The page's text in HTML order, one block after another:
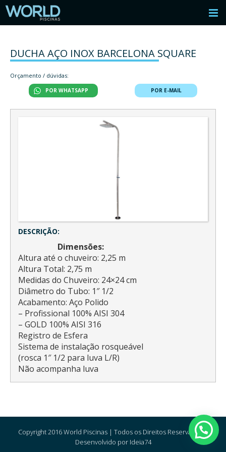
Copyright 2016 World Piscinas | Todos os Direitos Reservados |
Desenvolvido por Ideia74
DUCHA AÇO INOX BARCELONA SQUARE
Orçamento / dúvidas:
POR WHATSAPP POR E-MAIL
DESCRIÇÃO:
Dimensões:
Altura até o chuveiro: 2,25 m
Altura Total: 2,75 m
Medidas do Chuveiro: 24×24 cm
Diâmetro do Tubo: 1″ 1/2
Acabamento: Aço Polido
– Profissional 100% AISI 304
– GOLD 100% AISI 316
Registro de Esfera
Sistema de instalação rosqueável
(rosca 1″ 1/2 para luva L/R)
Não acompanha luva